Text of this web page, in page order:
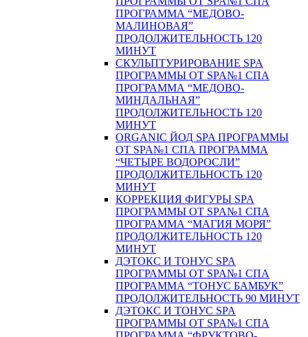
ПРОГРАММА “МЕДОВО-
МАЛИНОВАЯ”
ПРОДОЛЖИТЕЛЬНОСТЬ 120
МИНУТ
СКУЛЬПТУРИРОВАНИЕ SPA
ПРОГРАММЫ ОТ SPA№1 СПА
ПРОГРАММА “МЕДОВО-
МИНДАЛЬНАЯ”
ПРОДОЛЖИТЕЛЬНОСТЬ 120
МИНУТ
ORGANIC ЙОД SPA ПРОГРАММЫ
ОТ SPA№1 СПА ПРОГРАММА
“ЧЕТЫРЕ ВОДОРОСЛИ”
ПРОДОЛЖИТЕЛЬНОСТЬ 120
МИНУТ
КОРРЕКЦИЯ ФИГУРЫ SPA
ПРОГРАММЫ ОТ SPA№1 СПА
ПРОГРАММА “МАГИЯ МОРЯ”
ПРОДОЛЖИТЕЛЬНОСТЬ 120
МИНУТ
ДЭТОКС И ТОНУС SPA
ПРОГРАММЫ ОТ SPA№1 СПА
ПРОГРАММА “ТОНУС БАМБУК”
ПРОДОЛЖИТЕЛЬНОСТЬ 90 МИНУТ
ДЭТОКС И ТОНУС SPA
ПРОГРАММЫ ОТ SPA№1 СПА